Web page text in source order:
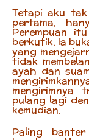
Tetapi aku
pertama,
Perempuan
berkutik. Ia
yang
tidak
ayah dan
mengirimnya
pulang lagi
kemudian.
Paling